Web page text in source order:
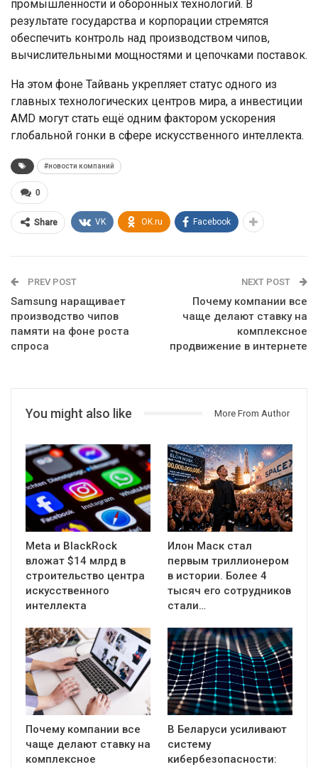
промышленности и оборонных технологий. В
результате государства и корпорации стремятся
обеспечить контроль над производством чипов,
вычислительными мощностями и цепочками поставок.
На этом фоне Тайвань укрепляет статус одного из
главных технологических центров мира, а инвестиции
AMD могут стать ещё одним фактором ускорения
глобальной гонки в сфере искусственного интеллекта.
#новости компаний
0
Share VK OK.ru Facebook
PREV POST
Samsung наращивает
производство чипов
памяти на фоне роста
спроса
NEXT POST
Почему компании все
чаще делают ставку на
комплексное
продвижение в интернете
You might also like More From Author
Meta и BlackRock
вложат $14 млрд в
строительство центра
искусственного
интеллекта
Илон Маск стал
первым триллионером
в истории. Более 4
тысяч его сотрудников
стали…
Почему компании все
чаще делают ставку на
комплексное
В Беларуси усиливают
систему
кибербезопасности: